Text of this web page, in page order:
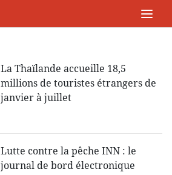
La Thaïlande accueille 18,5
millions de touristes étrangers de
janvier à juillet
Lutte contre la pêche INN : le
journal de bord électronique